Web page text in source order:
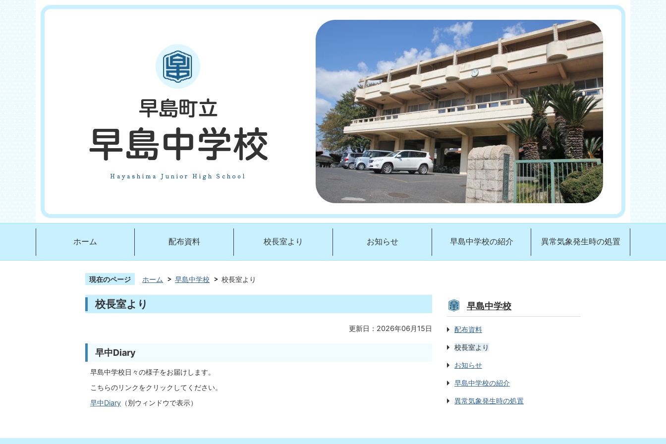
ホーム 配布資料 校長室より お知らせ 早島中学校の紹介 異常気象発生時の処置
現在のページ ホーム 早島中学校 校長室より
校長室より
更新日：2026年06月15日
早中Diary
早島中学校日々の様子をお届けします。
こちらのリンクをクリックしてください。
早中Diary （別ウィンドウで表示）
早島中学校
配布資料
校長室より
お知らせ
早島中学校の紹介
異常気象発生時の処置